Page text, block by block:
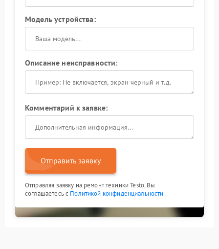
Модель устройства:
Описание неисправности:
Комментарий к заявке:
Отправить заявку
Отправляя заявку на ремонт техники Testo, Вы
соглашаетесь с Политикой конфиденциальности